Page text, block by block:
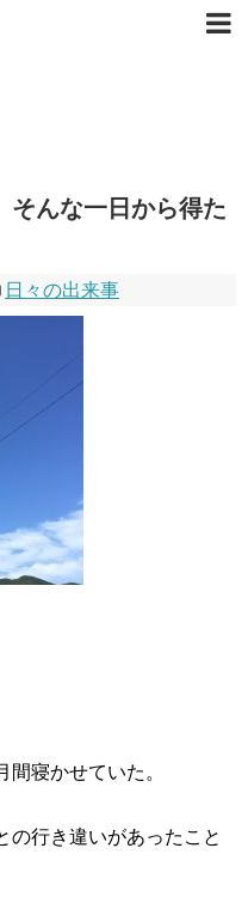
そんな一日から得た
日々の出来事
寝かせていた。
の行き違いがあったこと